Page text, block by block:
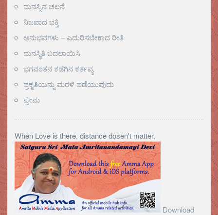
ಮನಸ್ಸಿನ ಚಲನೆ
ನಿಜವಾದ ಭಕ್ತಿ
ಅನುಭವಗಳು – ಎದುರಿಸಬೇಕಾದ ರೀತಿ
ಮನಸ್ಥಿತಿ ಬದಲಾಯಿಸಿ
ಭಗವಂತನ ಕಡೆಗಿನ ಕರ್ತವ್ಯ
ಪ್ರಕೃತಿಯನ್ನು ಮರಳಿ ಪಡೆಯುವುದು
ಪ್ರೇಮ
When Love is there, distance dosen't matter.
Download